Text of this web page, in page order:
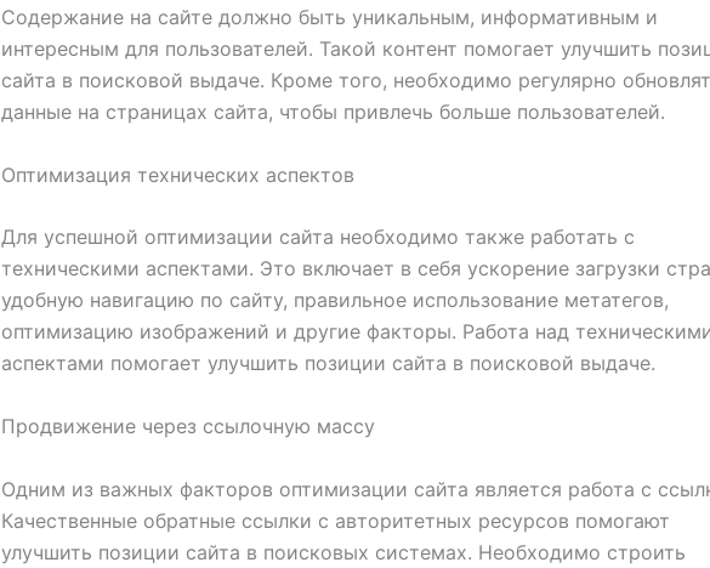
Содержание на сайте должно быть уникальным, информативным и
интересным для пользователей. Такой контент помогает улучшить
сайта в поисковой выдаче. Кроме того, необходимо регулярно
данные на страницах сайта, чтобы привлечь больше пользователей.
Оптимизация технических аспектов
Для успешной оптимизации сайта необходимо также работать с
техническими аспектами. Это включает в себя ускорение загрузки
удобную навигацию по сайту, правильное использование метатегов,
оптимизацию изображений и другие факторы. Работа над
аспектами помогает улучшить позиции сайта в поисковой выдаче.
Продвижение через ссылочную массу
Одним из важных факторов оптимизации сайта является работа с
Качественные обратные ссылки с авторитетных ресурсов помогают
улучшить позиции сайта в поисковых системах. Необходимо строить